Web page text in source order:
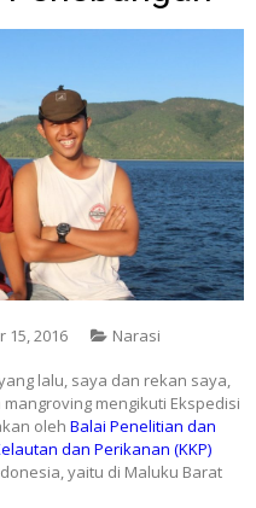
15, 2016 Narasi
lalu, saya dan rekan saya,
mengikuti Ekspedisi
oleh Balai Penelitian dan
dan Perikanan (KKP)
yaitu di Maluku Barat